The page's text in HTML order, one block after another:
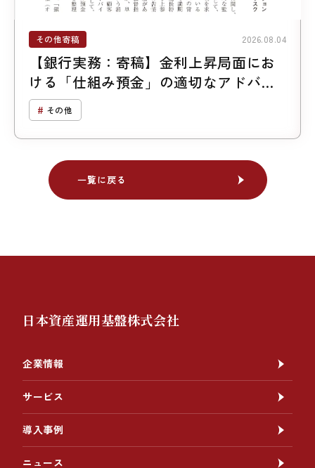
その他寄稿 2026.08.04
【銀行実務：寄稿】金利上昇局面にお
ける「仕組み預金」の適切なアドバイ
ス その他
一覧に戻る
一覧に戻る
日本資産運用基盤株式会社
企業情報
サービス
導入事例
ニュース